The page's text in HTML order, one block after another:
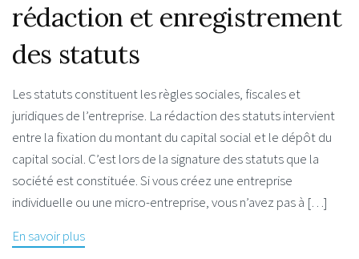
rédaction et enregistrement
des statuts
Les statuts constituent les règles sociales, fiscales et
juridiques de l’entreprise. La rédaction des statuts intervient
entre la fixation du montant du capital social et le dépôt du
capital social. C’est lors de la signature des statuts que la
société est constituée. Si vous créez une entreprise
individuelle ou une micro-entreprise, vous n’avez pas à […]
En savoir plus